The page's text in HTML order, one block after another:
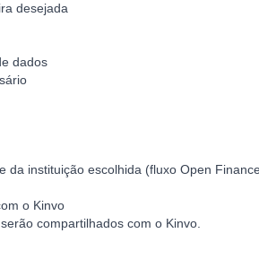
desejada
dados
da instituição escolhida (fluxo Open
o Kinvo
compartilhados com o Kinvo.